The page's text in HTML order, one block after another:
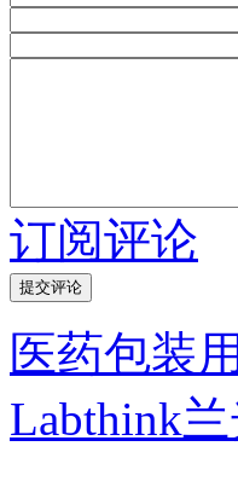
订阅评论
医药包装
Labthink